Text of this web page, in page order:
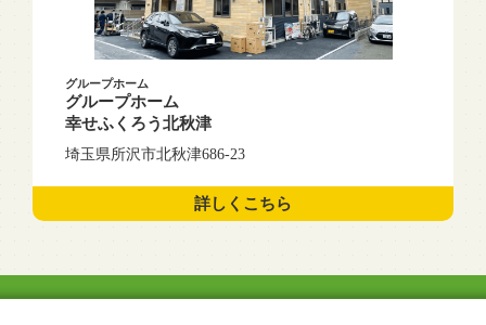
グループホーム
グループホーム
幸せふくろう北秋津
埼玉県所沢市北秋津686-23
詳しくこちら